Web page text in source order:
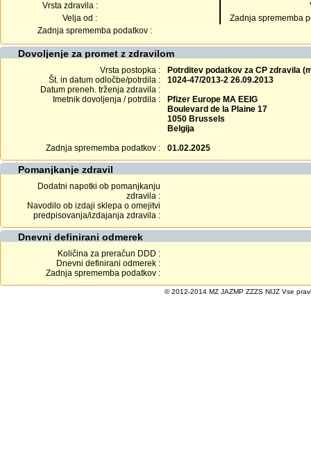
Vrsta zdravila :
Velja od :
Zadnja sprememba
Zadnja sprememba podatkov :
Dovoljenje za promet z zdravilom
Vrsta postopka :
Potrditev podatkov za CP zdravila
Št. in datum odločbe/potrdila :
1024-47/2013-2 26.09.2013
Datum preneh. trženja zdravila :
Imetnik dovoljenja / potrdila :
Pfizer Europe MA EEIG
Boulevard de la Plaine 17
1050 Brussels
Belgija
Zadnja sprememba podatkov :
01.02.2025
Pomanjkanje zdravil
Dodatni napotki ob pomanjkanju
zdravila :
Navodilo ob izdaji sklepa o omejitvi
predpisovanja/izdajanja zdravila :
Dnevni definirani odmerek
Količina za preračun DDD :
Dnevni definirani odmerek :
Zadnja sprememba podatkov :
© 2012-2014 MZ JAZMP ZZZS NIJZ Vse